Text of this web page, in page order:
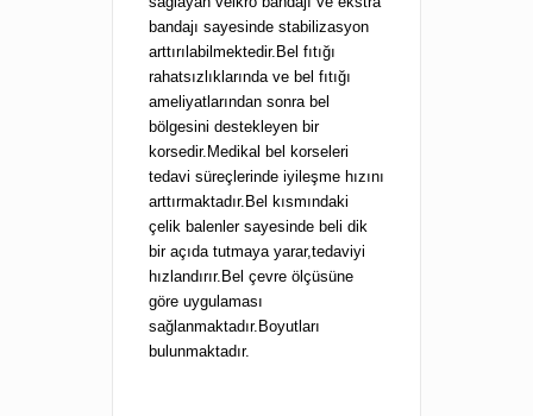
bandajı sayesinde stabilizasyon
arttırılabilmektedir.Bel fıtığı
rahatsızlıklarında ve bel fıtığı
ameliyatlarından sonra bel
bölgesini destekleyen bir
korsedir.Medikal bel korseleri
tedavi süreçlerinde iyileşme hızını
arttırmaktadır.Bel kısmındaki
çelik balenler sayesinde beli dik
bir açıda tutmaya yarar,tedaviyi
hızlandırır.Bel çevre ölçüsüne
göre uygulaması
sağlanmaktadır.Boyutları
bulunmaktadır.